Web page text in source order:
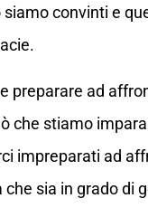
siamo convinti e
preparare ad
che stiamo
impreparati ad
sia in grado di